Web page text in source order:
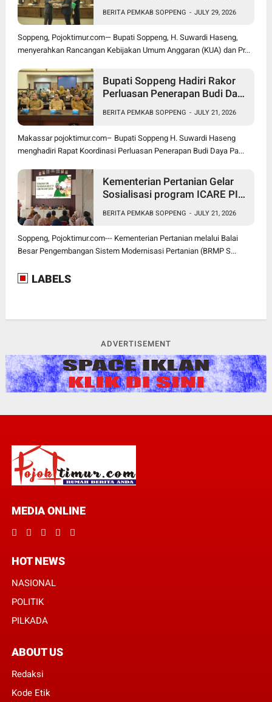
Tengah Tekanan Fiskal
BERITA PEMKAB SOPPENG - JULY 29, 2026
Soppeng, Pojoktimur.com— Bupati Soppeng, H. Suwardi Haseng,
menyerahkan Rancangan Kebijakan Umum Anggaran (KUA) dan Pr...
Bupati Soppeng Hadiri Rakor
Perluasan Penerapan Budi Daya
BERITA PEMKAB SOPPENG - JULY 21, 2026
Makassar pojoktimur.com– Bupati Soppeng H. Suwardi Haseng
menghadiri Rapat Koordinasi Perluasan Penerapan Budi Daya Pa...
Kementerian Pertanian Gelar
Sosialisasi program ICARE PIU
BERITA PEMKAB SOPPENG - JULY 21, 2026
Soppeng, Pojoktimur.com--- Kementerian Pertanian melalui Balai
Besar Pengembangan Sistem Modernisasi Pertanian (BRMP S...
LABELS
ADVERTISEMENT
MEDIA ONLINE
HOT NEWS
NASIONAL
POLITIK
PILKADA
ABOUT US
Redaksi
Kode Etik